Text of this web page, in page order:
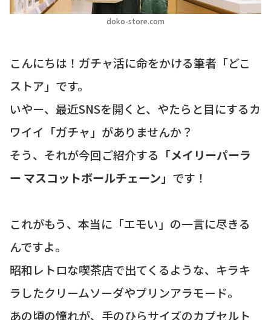
doko-store.com
こんにちは！ガチャ活に命をかける筆者「どこ
ストア」です。
いやー、最近SNSを開くと、やたらと目にするカ
ワイイ「ガチャ」がありませんか？
そう、それが今回ご紹介する 「メイリーパーラ
ー マスコットボールチェーン」 です！
これがもう、本当に「エモい」の一言に尽きる
んですよ。
昭和レトロな喫茶店で出てくるような、キラキ
ラしたクリームソーダやプリンアラモード。
あの頃の憧れが、手のひらサイズのカプセルト